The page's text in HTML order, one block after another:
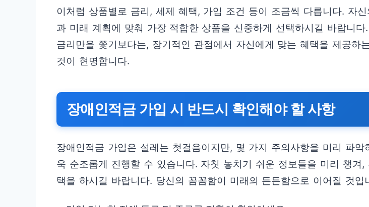
이처럼 상품별로 금리, 세제 혜택, 가입 조건 등이 조금씩 다릅니다. 자
과 미래 계획에 맞춰 가장 적합한 상품을 신중하게 선택하시길 바랍니다
금리만을 쫓기보다는, 장기적인 관점에서 자신에게 맞는 혜택을 제공하
것이 현명합니다.
장애인적금 가입 시 반드시 확인해야 할 사항
장애인적금 가입은 설레는 첫걸음이지만, 몇 가지 주의사항을 미리 파악
욱 순조롭게 진행할 수 있습니다. 자칫 놓치기 쉬운 정보들을 미리 챙겨,
택을 하시길 바랍니다. 당신의 꼼꼼함이 미래의 든든함으로 이어질 것입